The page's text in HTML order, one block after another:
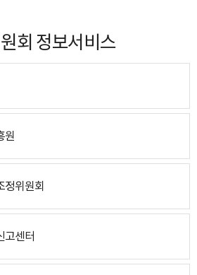
회 정보서비스
원
정위원회
고센터